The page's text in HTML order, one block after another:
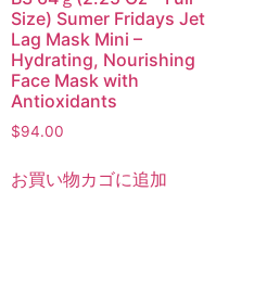
Size) Sumer Fridays Jet
Lag Mask Mini –
Hydrating, Nourishing
Face Mask with
Antioxidants
$94.00
お買い物カゴに追加